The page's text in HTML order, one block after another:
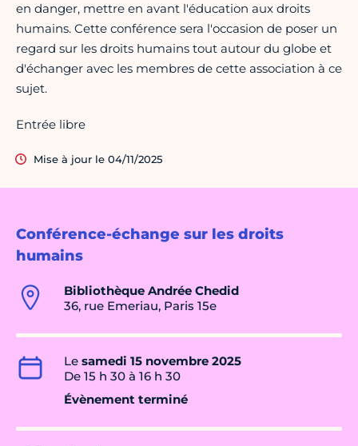
Conférence-échange sur les droits
humains
Bibliothèque Andrée Chedid
36, rue Emeriau, Paris 15e
Le samedi 15 novembre 2025
De 15 h 30 à 16 h 30
Évènement terminé
en danger, mettre en avant l'éducation aux droits
humains. Cette conférence sera l'occasion de poser un
regard sur les droits humains tout autour du globe et
d'échanger avec les membres de cette association à ce
sujet.
Entrée libre
Mise à jour le 04/11/2025